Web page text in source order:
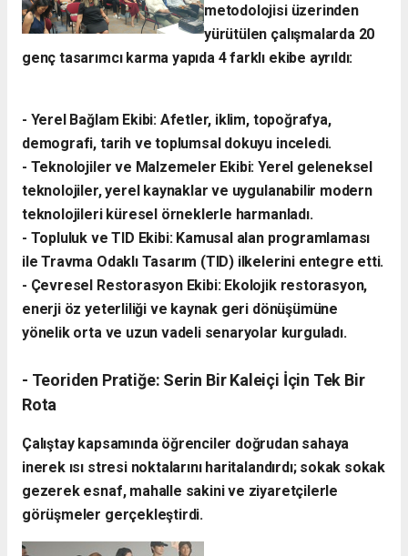
metodolojisi üzerinden
yürütülen çalışmalarda 20
genç tasarımcı karma yapıda 4 farklı ekibe ayrıldı:
- ​Yerel Bağlam Ekibi: Afetler, iklim, topoğrafya,
demografi, tarih ve toplumsal dokuyu inceledi.
- ​Teknolojiler ve Malzemeler Ekibi: Yerel geleneksel
teknolojiler, yerel kaynaklar ve uygulanabilir modern
teknolojileri küresel örneklerle harmanladı.
​- Topluluk ve TID Ekibi: Kamusal alan programlaması
ile Travma Odaklı Tasarım (TID) ilkelerini entegre etti.
- ​Çevresel Restorasyon Ekibi: Ekolojik restorasyon,
enerji öz yeterliliği ve kaynak geri dönüşümüne
yönelik orta ve uzun vadeli senaryolar kurguladı.
- ​Teoriden Pratiğe: Serin Bir Kaleiçi İçin Tek Bir
Rota
​Çalıştay kapsamında öğrenciler doğrudan sahaya
inerek ısı stresi noktalarını haritalandırdı; sokak sokak
gezerek esnaf, mahalle sakini ve ziyaretçilerle
görüşmeler gerçekleştirdi.